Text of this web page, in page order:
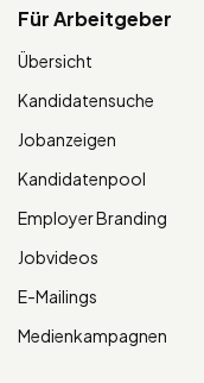
Für Arbeitgeber
Übersicht
Kandidatensuche
Jobanzeigen
Kandidatenpool
Employer Branding
Jobvideos
E-Mailings
Medienkampagnen